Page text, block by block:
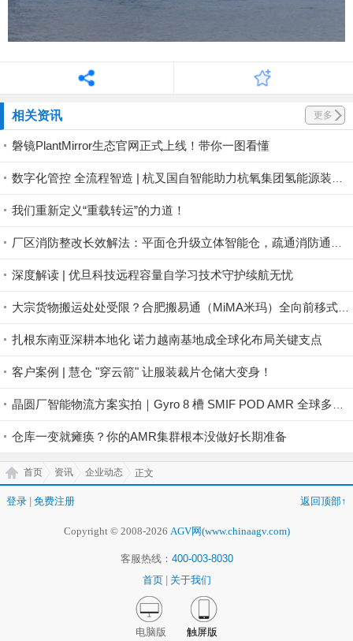
相关资讯 更多
磐镜PlantMirror生态官网正式上线！带你一图看懂
我们重新定义“重载转运”的力道！
深度解读 | 优旦科技远程容量自学习技术守护续航无忧
扎根东南亚深耕本地化 诺力越南基地成全球化布局关键支点
客户案例 | 慧仓 "穿云箭" 让服装裁片仓储大变身！
仓库一变就瘫痪？你的AMR集群根本没做好长期准备
首页 资讯 企业动态 正文
登录 免费注册 返回顶部↑
Copyright © 2008-2026 AGV网(www.chinaagv.com)
客服热线： 400-003-8030
首页
关于我们
电脑版 触屏版